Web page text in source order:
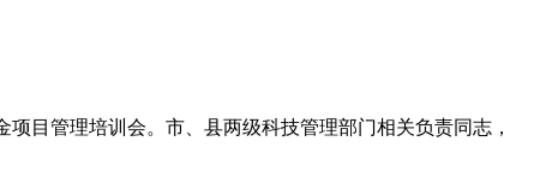
目管理培训会。市、县两级科技管理部门相关负责同志，